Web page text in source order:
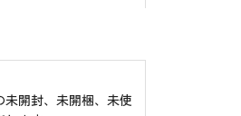
未開封、未開梱、未使